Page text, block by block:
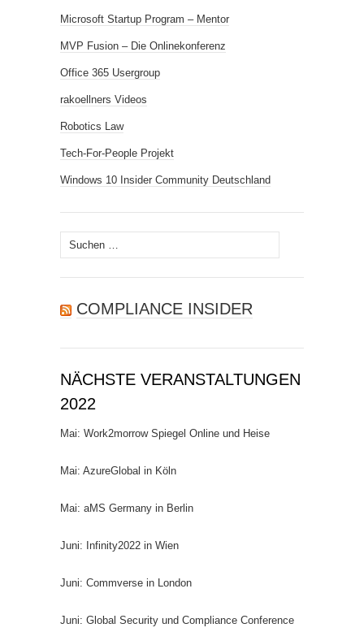
Microsoft Startup Program – Mentor
MVP Fusion – Die Onlinekonferenz
Office 365 Usergroup
rakoellners Videos
Robotics Law
Tech-For-People Projekt
Windows 10 Insider Community Deutschland
Suchen
nach:
COMPLIANCE INSIDER
NÄCHSTE VERANSTALTUNGEN
2022
Mai: Work2morrow Spiegel Online und Heise
Mai: AzureGlobal in Köln
Mai: aMS Germany in Berlin
Juni: Infinity2022 in Wien
Juni: Commverse in London
Juni: Global Security und Compliance Conference